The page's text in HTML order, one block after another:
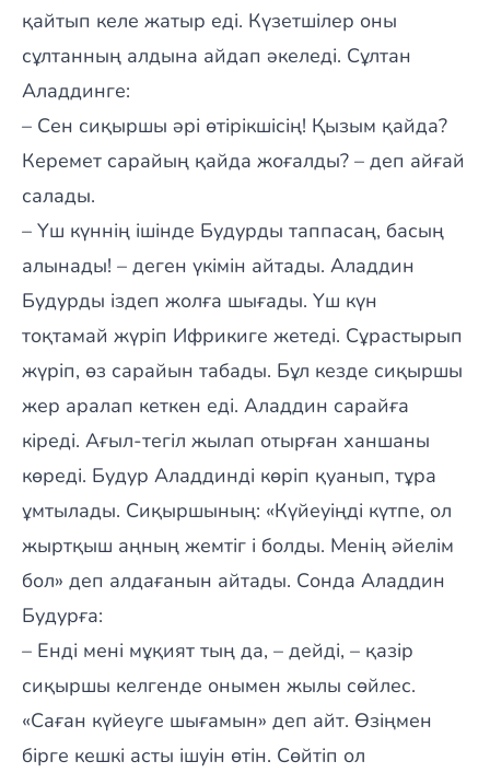
қайтып келе жатыр еді. Күзетшілер оны
сұлтанның алдына айдап әкеледі. Сұлтан
Аладдинге:
– Сен сиқыршы әрі өтірікшісің! Қызым қайда?
Керемет сарайың қайда жоғалды? – деп айғай
салады.
– Үш күннің ішінде Будурды таппасаң, басың
алынады! – деген үкімін айтады. Аладдин
Будурды іздеп жолға шығады. Үш күн
тоқтамай жүріп Ифрикиге жетеді. Сұрастырып
жүріп, өз сарайын табады. Бұл кезде сиқыршы
жер аралап кеткен еді. Аладдин сарайға
кіреді. Ағыл-тегіл жылап отырған ханшаны
көреді. Будур Аладдинді көріп қуанып, тұра
ұмтылады. Сиқыршының: «Күйеуіңді күтпе, ол
жыртқыш аңның жемтіг і болды. Менің әйелім
бол» деп алдағанын айтады. Сонда Аладдин
Будурға:
– Енді мені мұқият тың да, – дейді, – қазір
сиқыршы келгенде онымен жылы сөйлес.
«Саған күйеуге шығамын» деп айт. Өзіңмен
бірге кешкі асты ішуін өтін. Сөйтіп ол